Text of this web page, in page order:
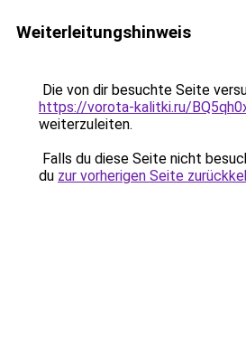
Weiterleitungshinweis
Die von dir besuchte Seite
https://vorota-kalitki.ru/
weiterzuleiten.
Falls du diese Seite nicht
du zur vorherigen Seite